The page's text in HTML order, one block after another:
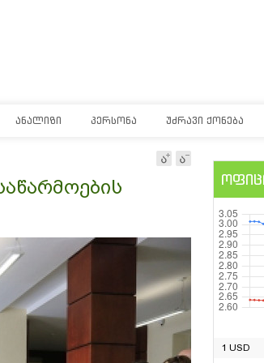
ᲐᲜᲐᲚᲘᲖᲘ ᲞᲔᲠᲡᲝᲜᲐ ᲣᲫᲠᲐᲕᲘ ᲥᲝᲜᲔᲑᲐ
1 USD